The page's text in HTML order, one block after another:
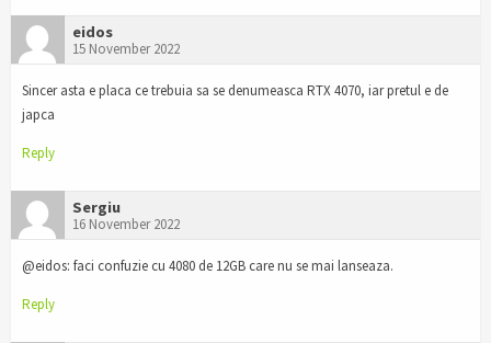
eidos
15 November 2022
Sincer asta e placa ce trebuia sa se denumeasca RTX 4070, iar pretul e de
japca
Reply
Sergiu
16 November 2022
@eidos: faci confuzie cu 4080 de 12GB care nu se mai lanseaza.
Reply